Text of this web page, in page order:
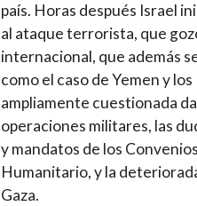
país. Horas después Israel
al ataque terrorista, que
internacional, que además
como el caso de Yemen y
ampliamente cuestionada
operaciones militares, las
y mandatos de los
Humanitario, y la
Gaza.